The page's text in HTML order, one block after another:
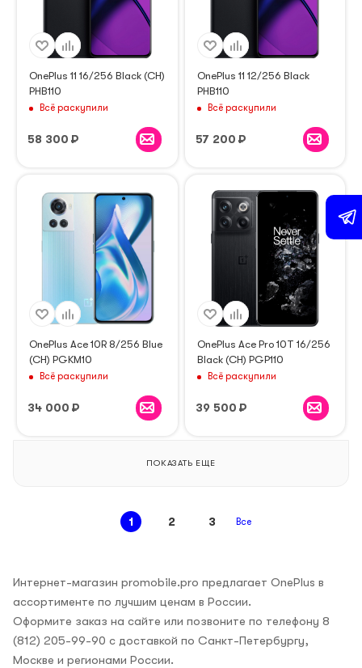
OnePlus 11 16/256 Black (CH)
PHB110
Всё раскупили
58 300 ₽
OnePlus 11 12/256 Black
PHB110
Всё раскупили
57 200 ₽
OnePlus Ace 10R 8/256 Blue
(CH) PGKM10
Всё раскупили
34 000 ₽
OnePlus Ace Pro 10T 16/256
Black (CH) PGP110
Всё раскупили
39 500 ₽
ПОКАЗАТЬ ЕЩЕ
1 2 3 Все
Интернет-магазин promobile.pro предлагает OnePlus в
ассортименте по лучшим ценам в России.
Оформите заказ на сайте или позвоните по телефону 8
(812) 205-99-90 с доставкой по Санкт-Петербургу,
Москве и регионами России.